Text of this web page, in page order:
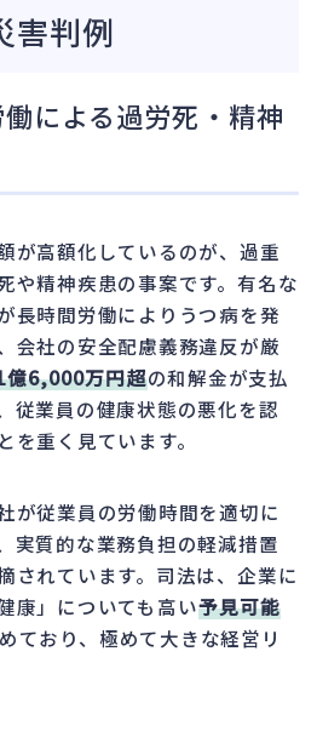
害判例
働による過労死・精神
が高額化しているのが、過重
や精神疾患の事案です。有名な
長時間労働によりうつ病を発
会社の安全配慮義務違反が厳
億6,000万円超の和解金が支払
従業員の健康状態の悪化を認
重く見ています。
が従業員の労働時間を適切に
実質的な業務負担の軽減措置
されています。司法は、企業に
康」についても高い予見可能
ており、極めて大きな経営リ